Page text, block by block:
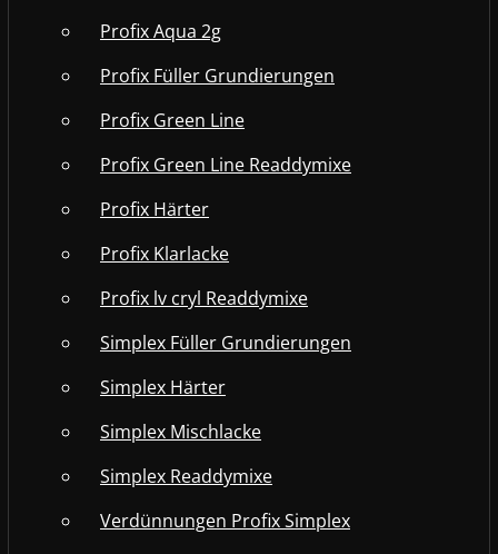
Profix Aqua 2g
Profix Füller Grundierungen
Profix Green Line
Profix Green Line Readdymixe
Profix Härter
Profix Klarlacke
Profix lv cryl Readdymixe
Simplex Füller Grundierungen
Simplex Härter
Simplex Mischlacke
Simplex Readdymixe
Verdünnungen Profix Simplex